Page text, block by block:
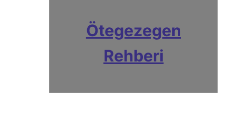
Ötegezegen
Rehberi